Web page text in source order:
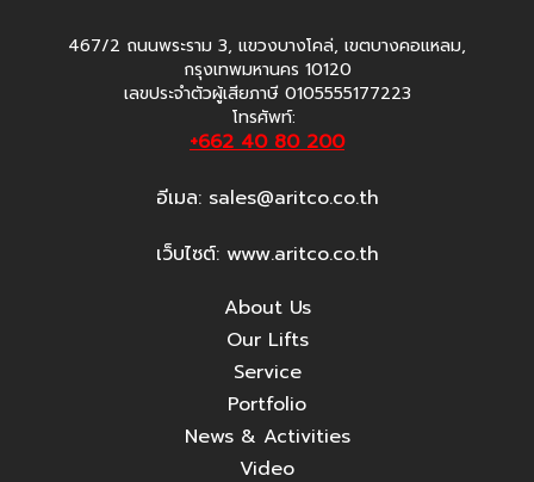
467/2 ถนนพระราม 3, แขวงบางโคล่, เขตบางคอแหลม,
กรุงเทพมหานคร 10120
เลขประจำตัวผู้เสียภาษี 0105555177223
โทรศัพท์:
+662 40 80 200
อีเมล: sales@aritco.co.th
เว็บไซต์: www.aritco.co.th
About Us
Our Lifts
Service
Portfolio
News & Activities
Video